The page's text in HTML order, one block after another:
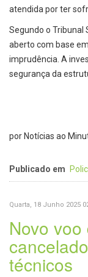
atendida por ter
Segundo o Tribunal
aberto com base
imprudência. A
segurança da
por Notícias ao
Publicado em
Quarta, 18 Junho 2025
Novo
técnicos